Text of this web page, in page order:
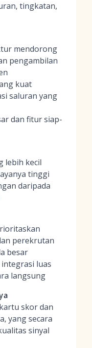
tingkatan,
mendorong
pengambilan
kuat
saluran yang
dan fitur siap-
lebih kecil
tinggi
daripada
perekrutan
besar
luas
langsung
skor dan
yang secara
sinyal